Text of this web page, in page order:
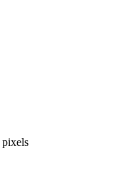
pixels